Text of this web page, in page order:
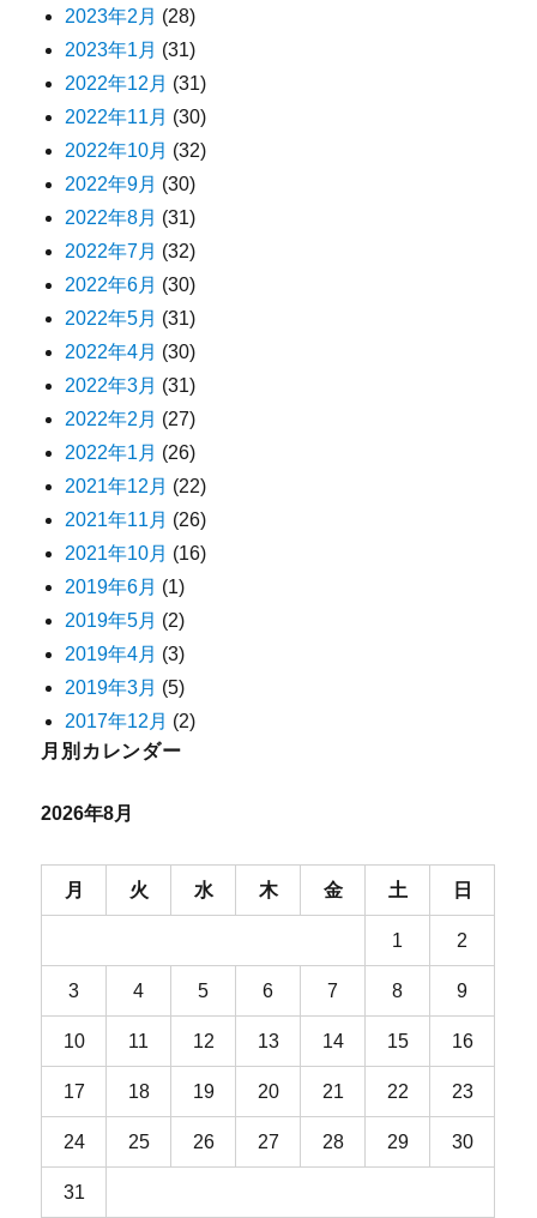
2023年2月 (28)
2023年1月 (31)
2022年12月 (31)
2022年11月 (30)
2022年10月 (32)
2022年9月 (30)
2022年8月 (31)
2022年7月 (32)
2022年6月 (30)
2022年5月 (31)
2022年4月 (30)
2022年3月 (31)
2022年2月 (27)
2022年1月 (26)
2021年12月 (22)
2021年11月 (26)
2021年10月 (16)
2019年6月 (1)
2019年5月 (2)
2019年4月 (3)
2019年3月 (5)
2017年12月 (2)
月別カレンダー
2026年8月
月 火 水 木 金 土 日
1 2
3 4 5 6 7 8 9
10 11 12 13 14 15 16
17 18 19 20 21 22 23
24 25 26 27 28 29 30
31